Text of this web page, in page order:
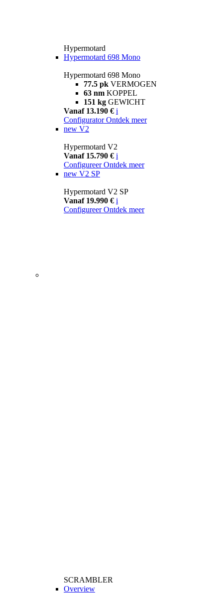
Hypermotard
Hypermotard 698 Mono
Hypermotard 698 Mono
77.5 pk VERMOGEN
63 nm KOPPEL
151 kg GEWICHT
Vanaf 13.190 € i
Configurator Ontdek meer
new V2
Hypermotard V2
Vanaf 15.790 € i
Configureer Ontdek meer
new V2 SP
Hypermotard V2 SP
Vanaf 19.990 € i
Configureer Ontdek meer
SCRAMBLER
Overview